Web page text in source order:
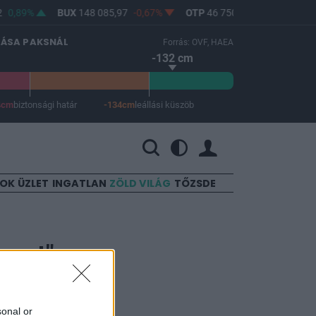
or
0,89% BUX148 085,97 -0,67% OTP46 750
PAKSNÁL Forrás: OVF, HAEA
-132 cm
biztonsági határ -134cmleállási küszöb
ÜZLET INGATLAN ZÖLD VILÁG TŐZSDE